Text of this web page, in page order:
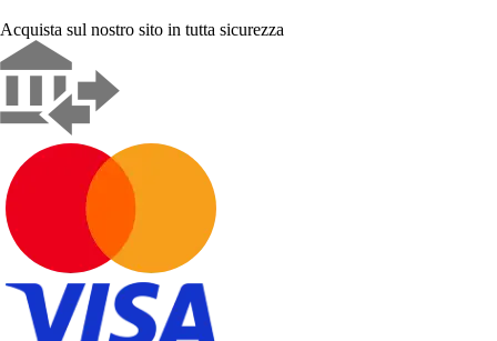
Acquista sul nostro sito in tutta sicurezza